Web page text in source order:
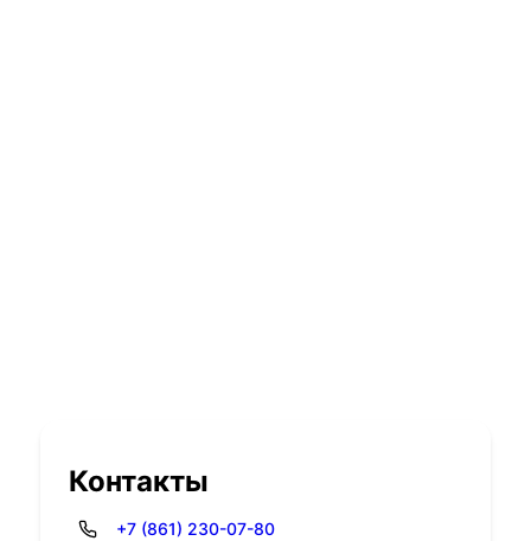
Контакты
+7 (861) 230-07-80